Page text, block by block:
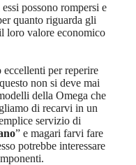
possono rompersi e
quanto riguarda gli
loro valore economico
per reperire
non si deve mai
della Omega che
di recarvi in un
servizio di
” e magari farvi fare
potrebbe interessare